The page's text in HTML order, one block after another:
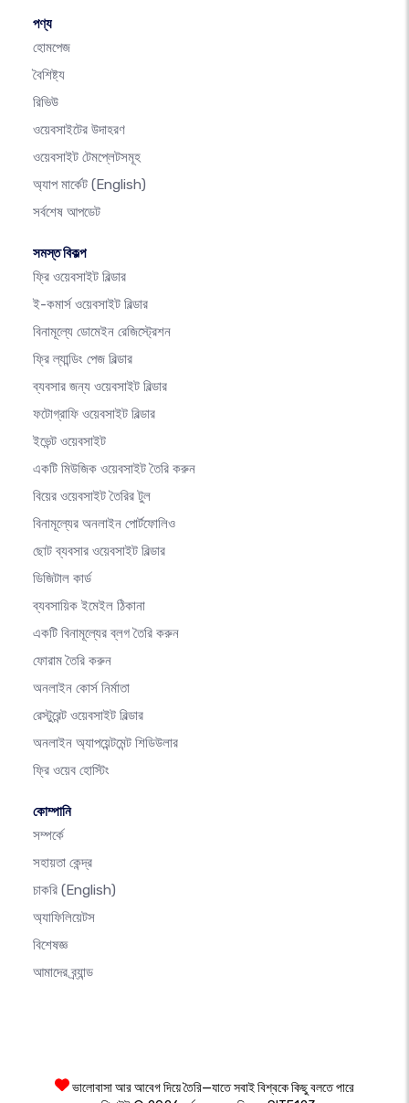
পণ্য
হোমপেজ
বৈশিষ্ট্য
রিভিউ
ওয়েবসাইটের উদাহরণ
ওয়েবসাইট টেমপ্লেটসমূহ
অ্যাপ মার্কেট (English)
সর্বশেষ আপডেট
সমস্ত বিকল্প
ফ্রি ওয়েবসাইট বিল্ডার
ই-কমার্স ওয়েবসাইট বিল্ডার
বিনামূল্যে ডোমেইন রেজিস্ট্রেশন
ফ্রি ল্যান্ডিং পেজ বিল্ডার
ব্যবসার জন্য ওয়েবসাইট বিল্ডার
ফটোগ্রাফি ওয়েবসাইট বিল্ডার
ইভেন্ট ওয়েবসাইট
একটি মিউজিক ওয়েবসাইট তৈরি করুন
বিয়ের ওয়েবসাইট তৈরির টুল
বিনামূল্যের অনলাইন পোর্টফোলিও
ছোট ব্যবসার ওয়েবসাইট বিল্ডার
ডিজিটাল কার্ড
ব্যবসায়িক ইমেইল ঠিকানা
একটি বিনামূল্যের ব্লগ তৈরি করুন
ফোরাম তৈরি করুন
অনলাইন কোর্স নির্মাতা
রেস্টুরেন্ট ওয়েবসাইট বিল্ডার
অনলাইন অ্যাপয়েন্টমেন্ট শিডিউলার
ফ্রি ওয়েব হোস্টিং
কোম্পানি
সম্পর্কে
সহায়তা কেন্দ্র
চাকরি (English)
অ্যাফিলিয়েটস
বিশেষজ্ঞ
আমাদের ব্র্যান্ড
ভালোবাসা আর আবেগ দিয়ে তৈরি—যাতে সবাই বিশ্বকে কিছু বলতে পারে